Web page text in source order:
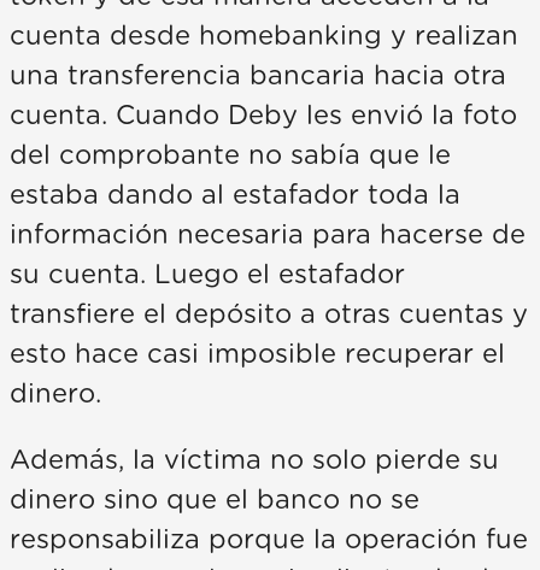
cuenta desde homebanking y realizan
una transferencia bancaria hacia otra
cuenta. Cuando Deby les envió la foto
del comprobante no sabía que le
estaba dando al estafador toda la
información necesaria para hacerse de
su cuenta. Luego el estafador
transfiere el depósito a otras cuentas y
esto hace casi imposible recuperar el
dinero.
Además, la víctima no solo pierde su
dinero sino que el banco no se
responsabiliza porque la operación fue